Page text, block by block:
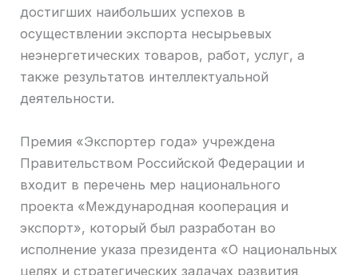
достигших наибольших успехов в
осуществлении экспорта несырьевых
неэнергетических товаров, работ, услуг, а
также результатов интеллектуальной
деятельности.
Премия «Экспортер года» учреждена
Правительством Российской Федерации и
входит в перечень мер национального
проекта «Международная кооперация и
экспорт», который был разработан во
исполнение указа президента «О национальных
целях и стратегических задачах развития